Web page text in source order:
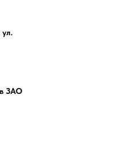
в ЗАО